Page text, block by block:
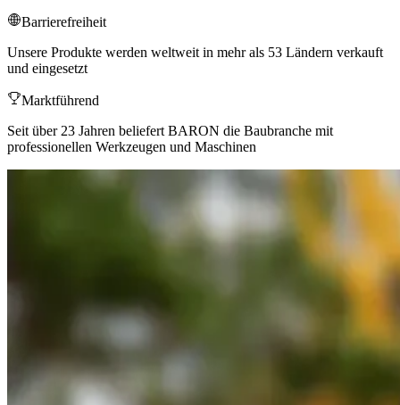
Barrierefreiheit
Unsere Produkte werden weltweit in mehr als 53 Ländern verkauft
und eingesetzt
Marktführend
Seit über 23 Jahren beliefert BARON die Baubranche mit
professionellen Werkzeugen und Maschinen